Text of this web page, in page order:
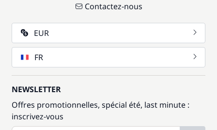
Contactez-nous
EUR
FR
NEWSLETTER
Offres promotionnelles, spécial été, last minute :
inscrivez-vous